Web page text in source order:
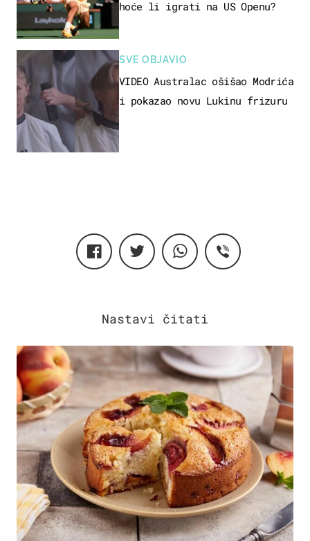
hoće li igrati na US Openu?
SVE OBJAVIO
VIDEO Australac ošišao Modrića
i pokazao novu Lukinu frizuru